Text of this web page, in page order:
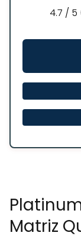
4.7 / 5
Matriz